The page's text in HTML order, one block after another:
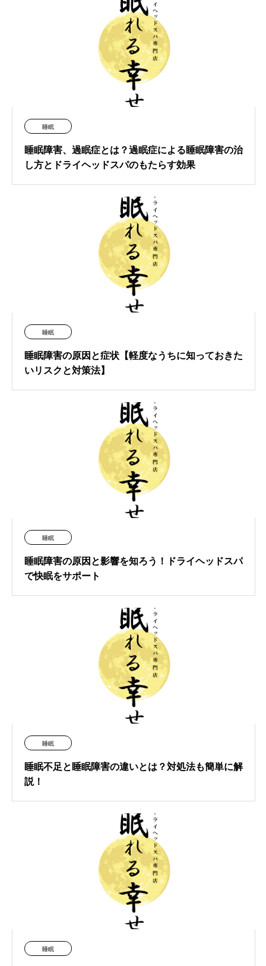
睡眠
睡眠障害、過眠症とは？過眠症による睡眠障害の治
し方とドライヘッドスパのもたらす効果
睡眠
睡眠障害の原因と症状【軽度なうちに知っておきた
いリスクと対策法】
睡眠
睡眠障害の原因と影響を知ろう！ドライヘッドスパ
で快眠をサポート
睡眠
睡眠不足と睡眠障害の違いとは？対処法も簡単に解
説！
睡眠